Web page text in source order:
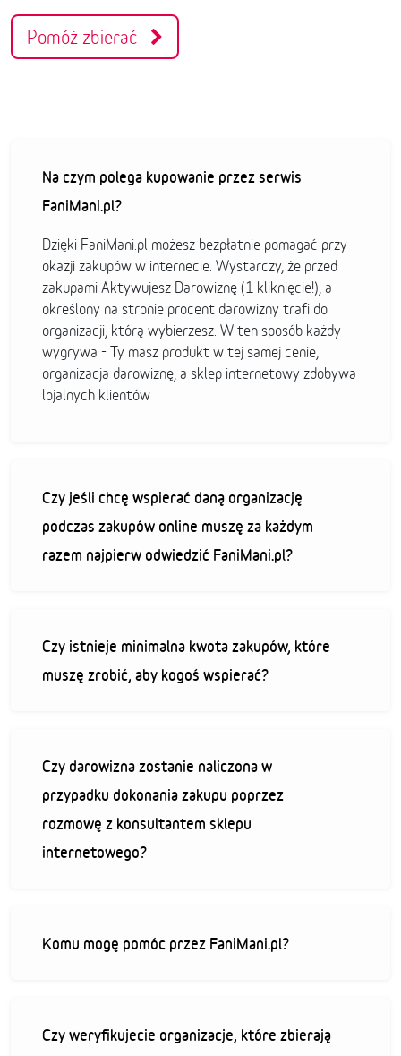
Pomóż zbierać
Na czym polega kupowanie przez serwis
FaniMani.pl?
Dzięki FaniMani.pl możesz bezpłatnie pomagać przy
okazji zakupów w internecie. Wystarczy, że przed
zakupami Aktywujesz Darowiznę (1 kliknięcie!), a
określony na stronie procent darowizny trafi do
organizacji, którą wybierzesz. W ten sposób każdy
wygrywa - Ty masz produkt w tej samej cenie,
organizacja darowiznę, a sklep internetowy zdobywa
lojalnych klientów
Czy jeśli chcę wspierać daną organizację
podczas zakupów online muszę za każdym
razem najpierw odwiedzić FaniMani.pl?
Czy istnieje minimalna kwota zakupów, które
muszę zrobić, aby kogoś wspierać?
Czy darowizna zostanie naliczona w
przypadku dokonania zakupu poprzez
rozmowę z konsultantem sklepu
internetowego?
Komu mogę pomóc przez FaniMani.pl?
Czy weryfikujecie organizacje, które zbierają